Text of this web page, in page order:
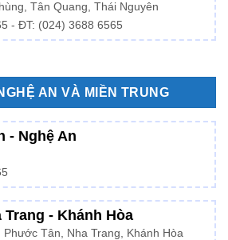
Tân Quang, Thái Nguyên
- ĐT: (024) 3688 6565
AN VÀ MIỀN TRUNG
- Nghệ An
- Khánh Hòa
Phước Tân, Nha Trang, Khánh Hòa